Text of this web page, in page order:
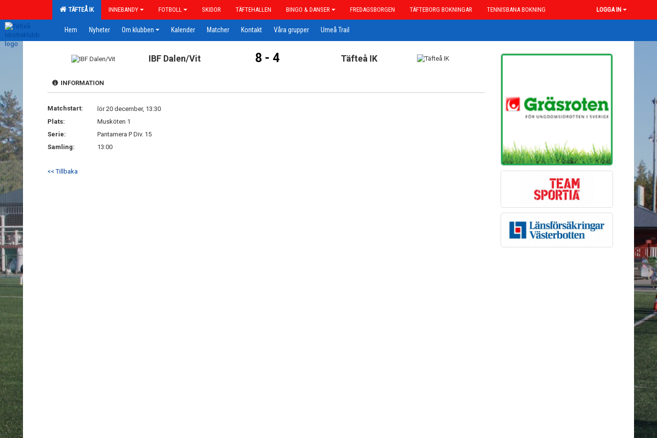
TÄFTEÅ IK INNEBANDY FOTBOLL SKIDOR TÄFTEHALLEN BINGO & DANSER FREDAGSBORGEN TÄFTEBORG BOKNINGAR TENNISBANA BOKNING LOGGA IN
Hem Nyheter Om klubben Kalender Matcher Kontakt Våra grupper Umeå Trail
IBF Dalen/Vit 8 - 4 Täfteå IK
INFORMATION
Matchstart:
lör 20 december, 13:30
Plats:
Musköten 1
Serie:
Pantamera P Div. 15
Samling:
13:00
<< Tillbaka